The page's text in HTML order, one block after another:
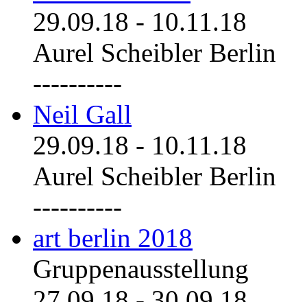
29.09.18 - 10.11.18
Aurel Scheibler Berlin
----------
Neil Gall
29.09.18 - 10.11.18
Aurel Scheibler Berlin
----------
art berlin 2018
Gruppenausstellung